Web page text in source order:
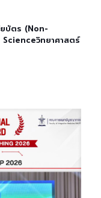
บัตร (Non-
วิทยาศาสตร์